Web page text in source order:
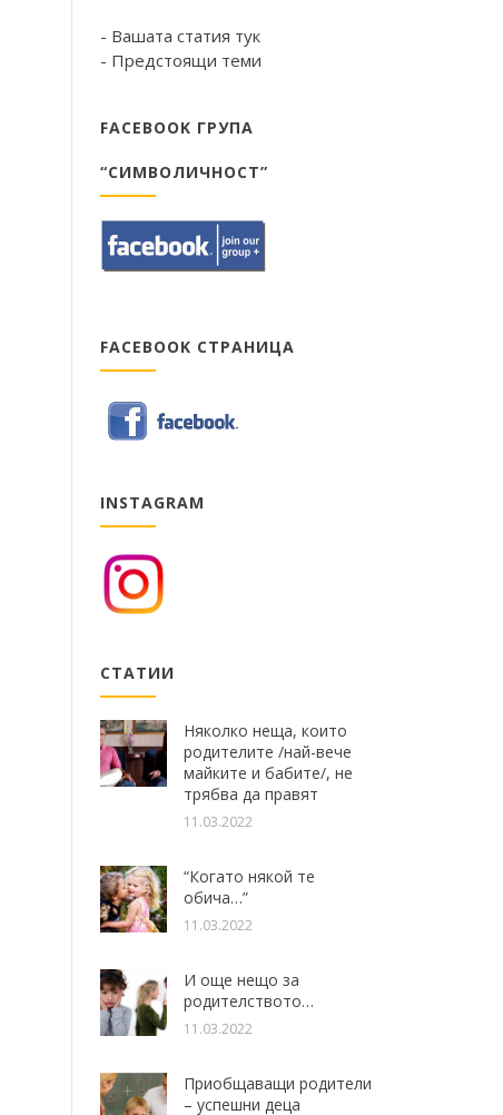
- Вашата статия тук
- Предстоящи теми
FACEBOOK ГРУПА
“СИМВОЛИЧНОСТ”
FACEBOOK СТРАНИЦА
INSTAGRAM
СТАТИИ
Няколко неща, които
родителите /най-вече
майките и бабите/, не
трябва да правят
11.03.2022
“Когато някой те
обича…”
11.03.2022
И още нещо за
родителството…
11.03.2022
Приобщаващи родители
– успешни деца